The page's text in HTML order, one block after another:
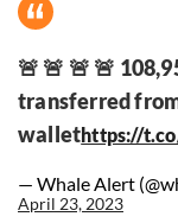
🚨 🚨 🚨 🚨
transferred
wallethttps://
— Whale Alert
April 23, 2023